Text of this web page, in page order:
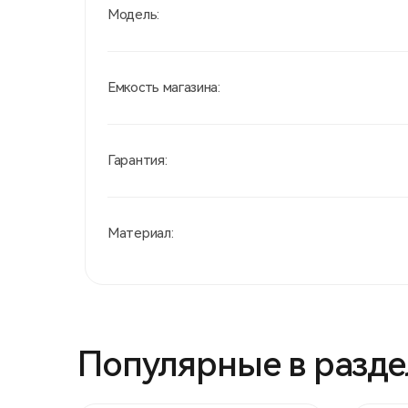
Модель:
Емкость магазина:
Гарантия:
Материал:
Популярные в